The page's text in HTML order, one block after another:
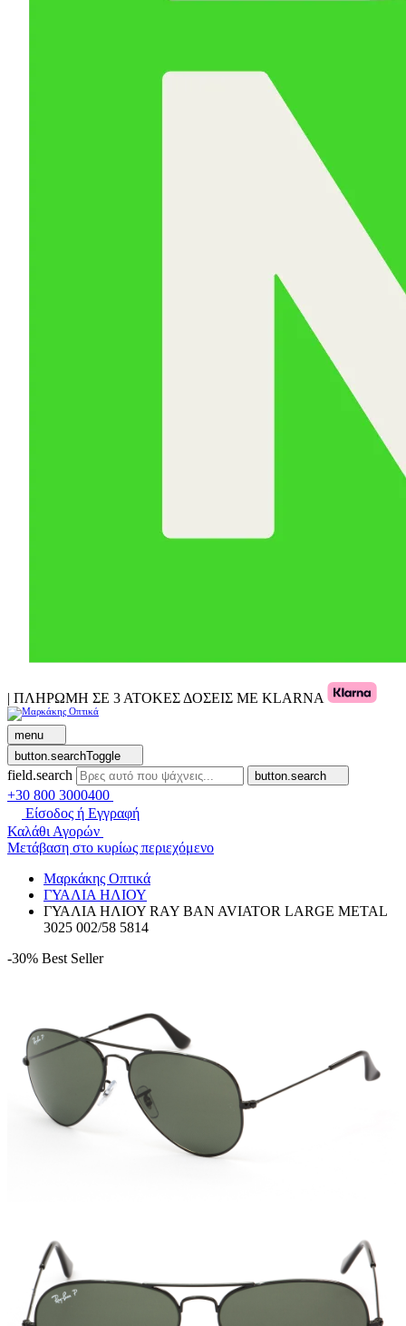
| ΠΛΗΡΩΜΗ ΣΕ 3 ΑΤΟΚΕΣ ΔΟΣΕΙΣ ΜΕ KLARNA
menu
button.searchToggle
field.search button.search
+30 800 3000400
Είσοδος ή Εγγραφή
Καλάθι Αγορών
Μετάβαση στο κυρίως περιεχόμενο
Μαρκάκης Οπτικά
ΓΥΑΛΙΑ ΗΛΙΟΥ
ΓΥΑΛΙΑ ΗΛΙΟΥ RAY BAN AVIATOR LARGE METAL
3025 002/58 5814
-30% Best Seller